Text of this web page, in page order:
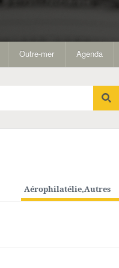
Outre-mer Agenda
Aérophilatélie,Autres